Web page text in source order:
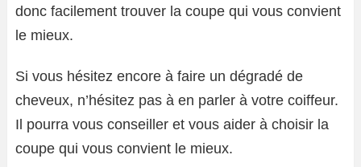
donc facilement trouver la coupe qui vous convient
le mieux.
Si vous hésitez encore à faire un dégradé de
cheveux, n’hésitez pas à en parler à votre coiffeur.
Il pourra vous conseiller et vous aider à choisir la
coupe qui vous convient le mieux.